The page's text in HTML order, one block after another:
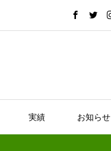
実績 お知らせ